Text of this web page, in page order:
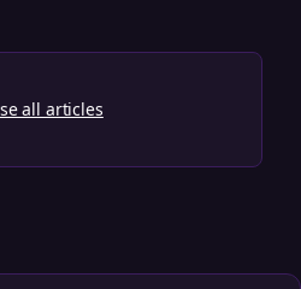
all articles